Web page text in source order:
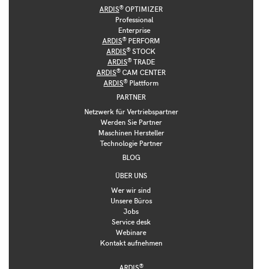
ARDIS® OPTIMIZER
Professional
Enterprise
ARDIS®PERFORM
ARDIS® STOCK
ARDIS®TRADE
ARDIS® CAM CENTER
ARDIS® Plattform
PARTNER
Netzwerk für Vertriebspartner
Werden Sie Partner
Maschinen Hersteller
Technologie Partner
BLOG
ÜBER UNS
Wer wir sind
Unsere Büros
Jobs
Service desk
Webinare
Kontakt aufnehmen
®